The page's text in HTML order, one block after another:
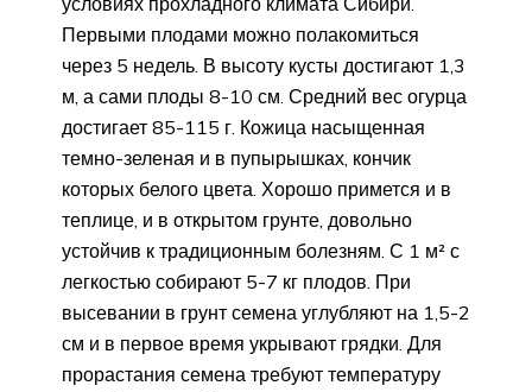
Первыми плодами можно полакомиться
через 5 недель. В высоту кусты достигают 1,3
м, а сами плоды 8-10 см. Средний вес огурца
достигает 85-115 г. Кожица насыщенная
темно-зеленая и в пупырышках, кончик
которых белого цвета. Хорошо примется и в
теплице, и в открытом грунте, довольно
устойчив к традиционным болезням. С 1 м² с
легкостью собирают 5-7 кг плодов. При
высевании в грунт семена углубляют на 1,5-2
см и в первое время укрывают грядки. Для
прорастания семена требуют температуру